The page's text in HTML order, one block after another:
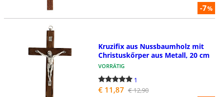
-7%
Kruzifix aus Nussbaumholz mit
Christuskőrper aus Metall, 20 cm
VORRÄTIG
1
€ 11,87 € 12,90